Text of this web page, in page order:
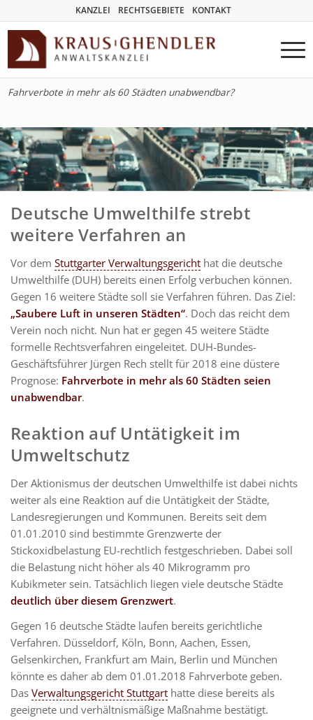
KANZLEI RECHTSGEBIETE KONTAKT
Fahrverbote in mehr als 60 Städten unabwendbar?
Deutsche Umwelthilfe strebt
weitere Verfahren an
Vor dem Stuttgarter Verwaltungsgericht hat die deutsche
Umwelthilfe (DUH) bereits einen Erfolg verbuchen können.
Gegen 16 weitere Städte soll sie Verfahren führen. Das Ziel:
„Saubere Luft in unseren Städten“. Doch das reicht dem
Verein noch nicht. Nun hat er gegen 45 weitere Städte
formelle Rechtsverfahren eingeleitet. DUH-Bundes-
Geschäftsführer Jürgen Rech stellt für 2018 eine düstere
Prognose: Fahrverbote in mehr als 60 Städten seien
unabwendbar.
Reaktion auf Untätigkeit im
Umweltschutz
Der Aktionismus der deutschen Umwelthilfe ist dabei nichts
weiter als eine Reaktion auf die Untätigkeit der Städte,
Landesregierungen und Kommunen. Bereits seit dem
01.01.2010 sind bestimmte Grenzwerte der
Stickoxidbelastung EU-rechtlich festgeschrieben. Dabei soll
die Belastung nicht höher als 40 Mikrogramm pro
Kubikmeter sein. Tatsächlich liegen viele deutsche Städte
deutlich über diesem Grenzwert.
Gegen 16 deutsche Städte laufen bereits gerichtliche
Verfahren. Düsseldorf, Köln, Bonn, Aachen, Essen,
Gelsenkirchen, Frankfurt am Main, Berlin und München
könnte es daher ab dem 01.01.2018 Fahrverbote geben.
Das Verwaltungsgericht Stuttgart hatte diese bereits als
geeignete und verhältnismäßige Maßnahme bestätigt.